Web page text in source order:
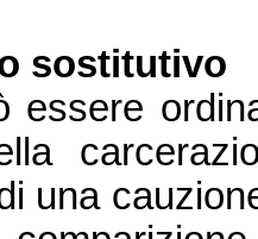
sostitutivo
essere
una